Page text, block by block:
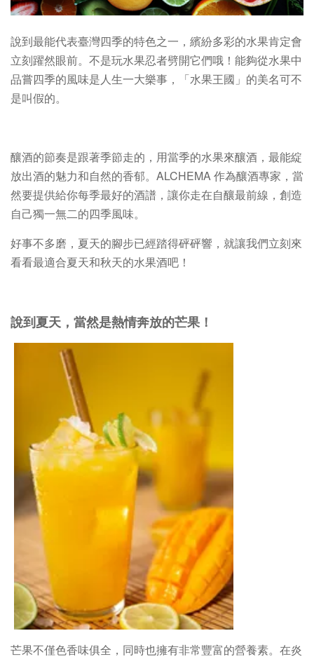
說到最能代表臺灣四季的特色之一，繽紛多彩的水果肯定會
立刻躍然眼前。不是玩水果忍者劈開它們哦！能夠從水果中
品嘗四季的風味是人生一大樂事，「水果王國」的美名可不
是叫假的。
釀酒的節奏是跟著季節走的，用當季的水果來釀酒，最能綻
放出酒的魅力和自然的香郁。ALCHEMA 作為釀酒專家，當
然要提供給你每季最好的酒譜，讓你走在自釀最前線，創造
自己獨一無二的四季風味。
好事不多磨，夏天的腳步已經踏得砰砰響，就讓我們立刻來
看看最適合夏天和秋天的水果酒吧！
說到夏天，當然是熱情奔放的芒果！
芒果不僅色香味俱全，同時也擁有非常豐富的營養素。在炎